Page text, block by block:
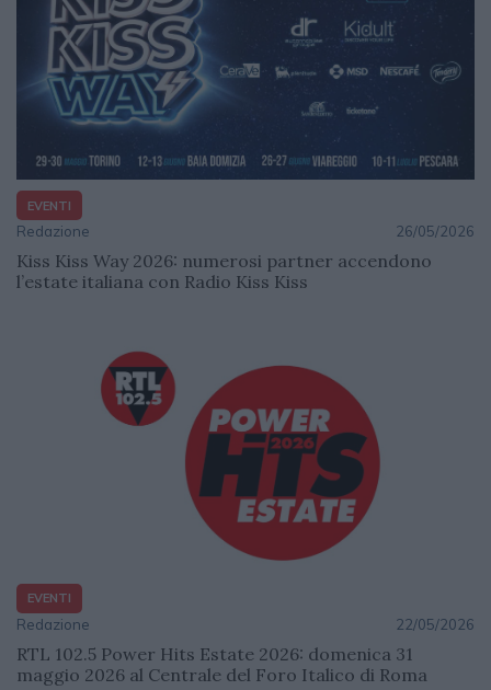
EVENTI
Redazione 26/05/2026
Kiss Kiss Way 2026: numerosi partner accendono
l’estate italiana con Radio Kiss Kiss
EVENTI
Redazione 22/05/2026
RTL 102.5 Power Hits Estate 2026: domenica 31
maggio 2026 al Centrale del Foro Italico di Roma